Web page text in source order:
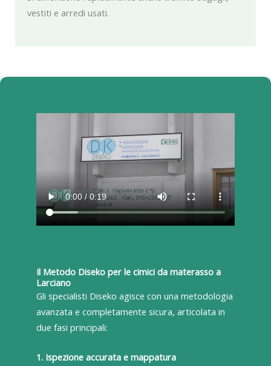
vestiti e arredi usati.
Il Metodo Diseko per le cimici da materasso a
Larciano
Gli specialisti Diseko agisce con una metodologia
avanzata e completamente sicura, articolata in
due fasi principali:
1. Ispezione accurata e mappatura